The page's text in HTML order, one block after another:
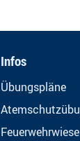
Infos
Übungspläne